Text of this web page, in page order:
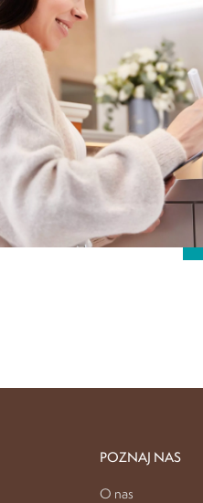
POZNAJ NAS
O nas